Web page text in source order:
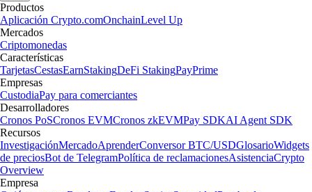
Productos
Aplicación Crypto.comOnchainLevel Up
Mercados
Criptomonedas
Características
TarjetasCestasEarnStakingDeFi StakingPayPrime
Empresas
CustodiaPay para comerciantes
Desarrolladores
Cronos PoSCronos EVMCronos zkEVMPay SDKAI Agent SDK
Recursos
InvestigaciónMercadoAprenderConversor BTC/USDGlosarioWidgets
de preciosBot de TelegramPolítica de reclamacionesAsistenciaCrypto
Overview
Empresa